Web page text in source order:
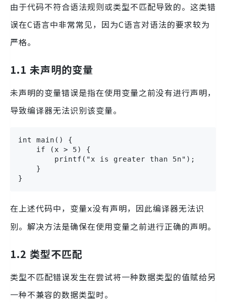
由于代码不符合语法规则或类型不匹配导致的。这类错
误在C语言中非常常见，因为C语言对语法的要求较为
严格。
1.1 未声明的变量
未声明的变量错误是指在使用变量之前没有进行声明，
导致编译器无法识别该变量。
int main() {
    if (x > 5) {
        printf("x is greater than 5n");
    }
}
在上述代码中，变量x没有声明，因此编译器无法识
别。解决方法是确保在使用变量之前进行正确的声明。
1.2 类型不匹配
类型不匹配错误发生在尝试将一种数据类型的值赋给另
一种不兼容的数据类型时。